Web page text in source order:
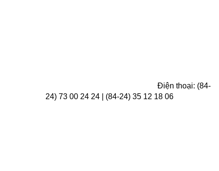
Điện thoại: (84-
24) 73 00 24 24 | (84-24) 35 12 18 06